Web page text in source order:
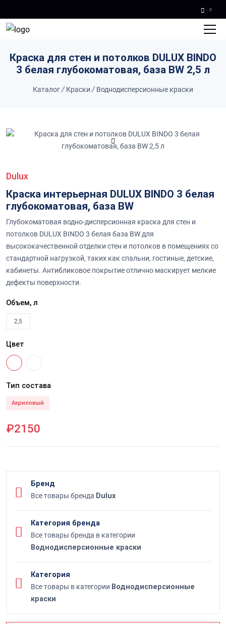
Краска для стен и потолков DULUX BINDO
3 белая глубокоматовая, база BW 2,5 л
Каталог/ Краски / Воднодисперсионные краски
Dulux
Краска интерьерная DULUX BINDO 3 белая
глубокоматовая, база BW
Глубокоматовая водно-дисперсионная краска для стен и
потолков DULUX BINDO 3 белая база BW для
высококачественной отделки стен и потолков в помещениях со
стандартной нагрузкой, таких как спальни, гостиные, детские,
кабинеты. Антибликовое покрытие отлично маскирует мелкие
дефекты поверхности.
Объем, л
2,5
Цвет
Тип состава
Акриловый
₽2150
Бренд
Все товары бренда Dulux
Категория бренда
Все товары бренда в категории
Воднодисперсионные краски
Категория
Все товары в категории Воднодисперсионные
краски